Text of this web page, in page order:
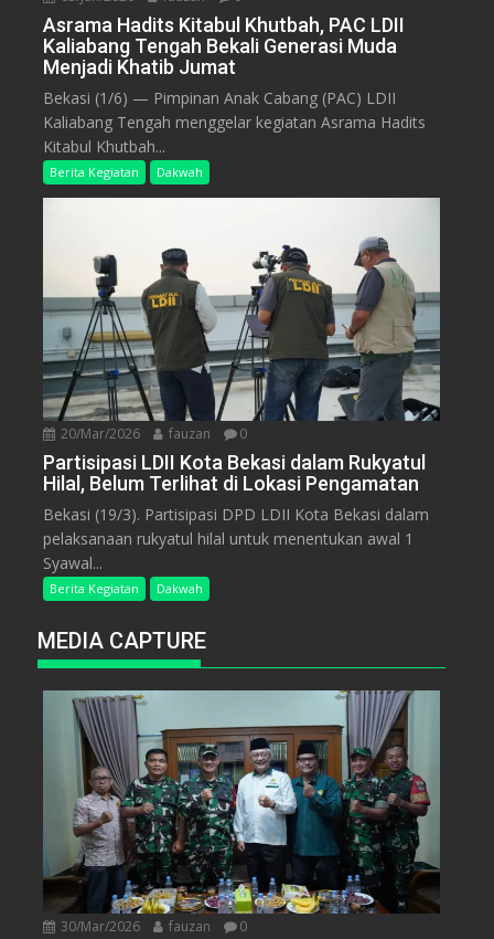
Asrama Hadits Kitabul Khutbah, PAC LDII
Kaliabang Tengah Bekali Generasi Muda
Menjadi Khatib Jumat
Bekasi (1/6) — Pimpinan Anak Cabang (PAC) LDII
Kaliabang Tengah menggelar kegiatan Asrama Hadits
Kitabul Khutbah...
Berita Kegiatan Dakwah
20/Mar/2026 fauzan 0
Partisipasi LDII Kota Bekasi dalam Rukyatul
Hilal, Belum Terlihat di Lokasi Pengamatan
Bekasi (19/3). Partisipasi DPD LDII Kota Bekasi dalam
pelaksanaan rukyatul hilal untuk menentukan awal 1
Syawal...
Berita Kegiatan Dakwah
MEDIA CAPTURE
30/Mar/2026 fauzan 0